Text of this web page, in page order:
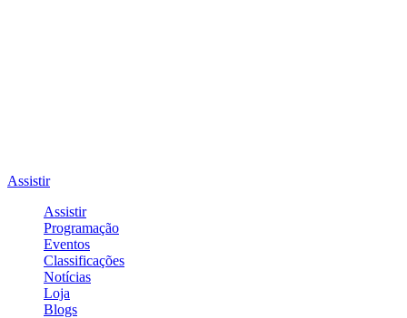
Assistir
Assistir
Programação
Eventos
Classificações
Notícias
Loja
Blogs